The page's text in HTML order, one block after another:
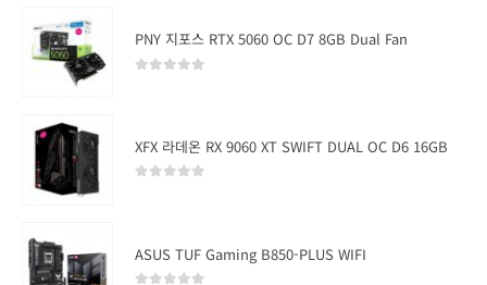
PNY 지포스 RTX 5060 OC D7 8GB Dual Fan
XFX 라데온 RX 9060 XT SWIFT DUAL OC D6 16GB
ASUS TUF Gaming B850-PLUS WIFI